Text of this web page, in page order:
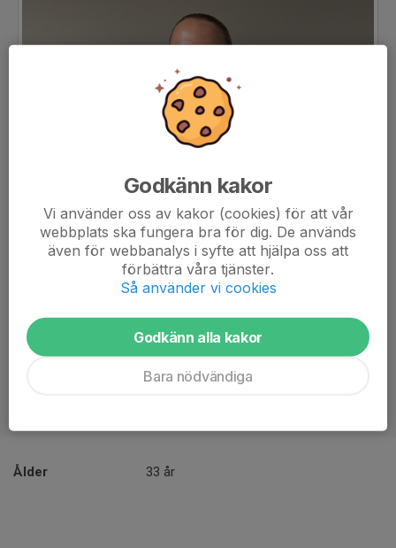
Ålder 33 år
Godkänn kakor
Vi använder oss av kakor (cookies) för att vår
webbplats ska fungera bra för dig. De används
även för webbanalys i syfte att hjälpa oss att
förbättra våra tjänster.
Så använder vi cookies
Godkänn alla kakor
Bara nödvändiga